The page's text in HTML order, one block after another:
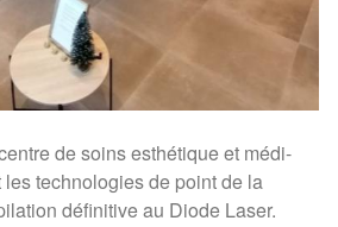
de soins esthétique et médi-
technologies de point de la
définitive au Diode Laser.